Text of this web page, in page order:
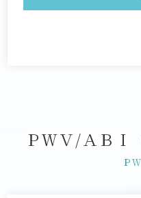
ＰＷＶ/ＡＢＩ
Ｐ